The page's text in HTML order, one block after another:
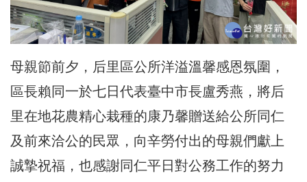
母親節前夕，后里區公所洋溢溫馨感恩氛圍，
區長賴同一於七日代表臺中市長盧秀燕，將后
里在地花農精心栽種的康乃馨贈送給公所同仁
及前來洽公的民眾，向辛勞付出的母親們獻上
誠摯祝福，也感謝同仁平日對公務工作的努力